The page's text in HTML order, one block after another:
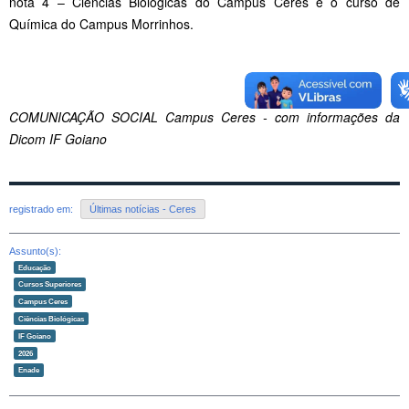
Química do Campus Morrinhos.
COMUNICAÇÃO SOCIAL Campus Ceres - com informações da
Dicom IF Goiano
registrado em: Últimas notícias - Ceres
Assunto(s):
Educação
Cursos Superiores
Campus Ceres
Ciências Biológicas
IF Goiano
2026
Enade